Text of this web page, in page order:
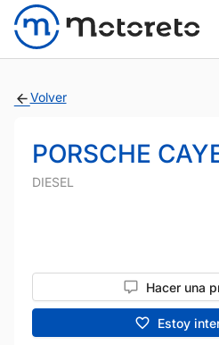
Volver
PORSCHE
DIESEL
Hacer una
Estoy